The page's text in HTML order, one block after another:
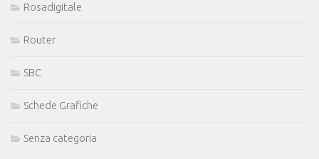
Rosadigitale
Router
SBC
Schede Grafiche
Senza categoria